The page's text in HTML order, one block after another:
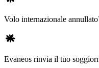
Volo internazionale
Evaneos rinvia il tuo